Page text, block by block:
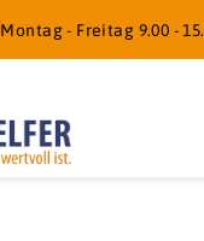
Montag - Freitag 9.00 -